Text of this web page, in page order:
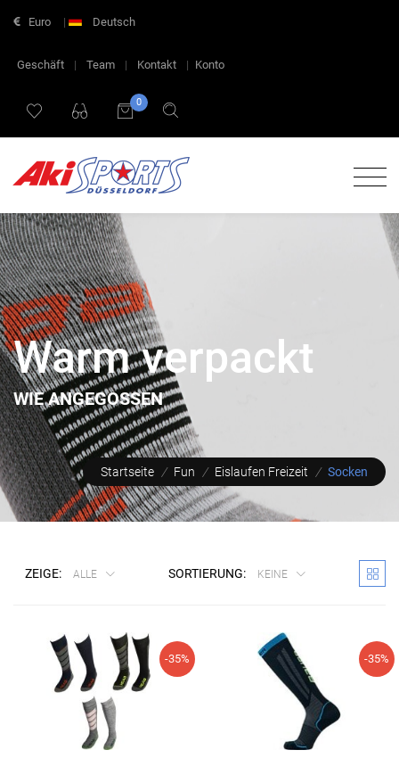
Euro | Deutsch
Geschäft | Team | Kontakt | Konto
0
Warm verpackt
WIE ANGEGOSSEN
Startseite / Fun / Eislaufen Freizeit / Socken
ZEIGE: ALLE SORTIERUNG: KEINE
-35% -35%